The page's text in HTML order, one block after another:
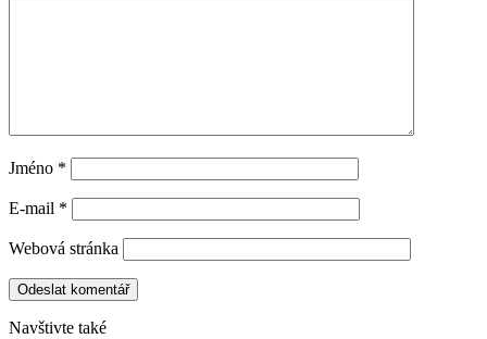
Jméno *
E-mail *
Webová stránka
Navštivte také